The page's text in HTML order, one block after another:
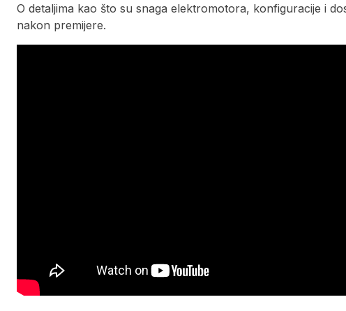
O detaljima kao što su snaga elektromotora, konfiguracije i
nakon premijere.